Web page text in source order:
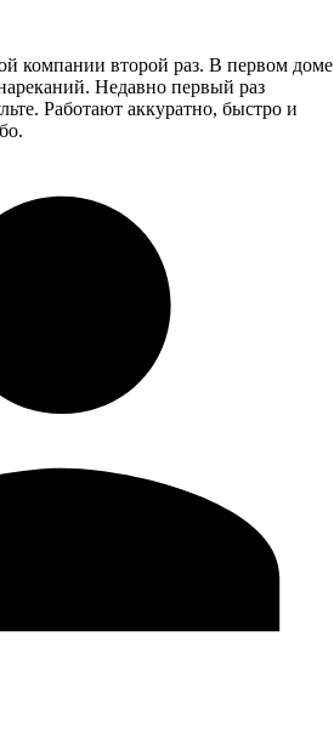
компании второй раз. В первом доме
Недавно первый раз
Работают аккуратно, быстро и